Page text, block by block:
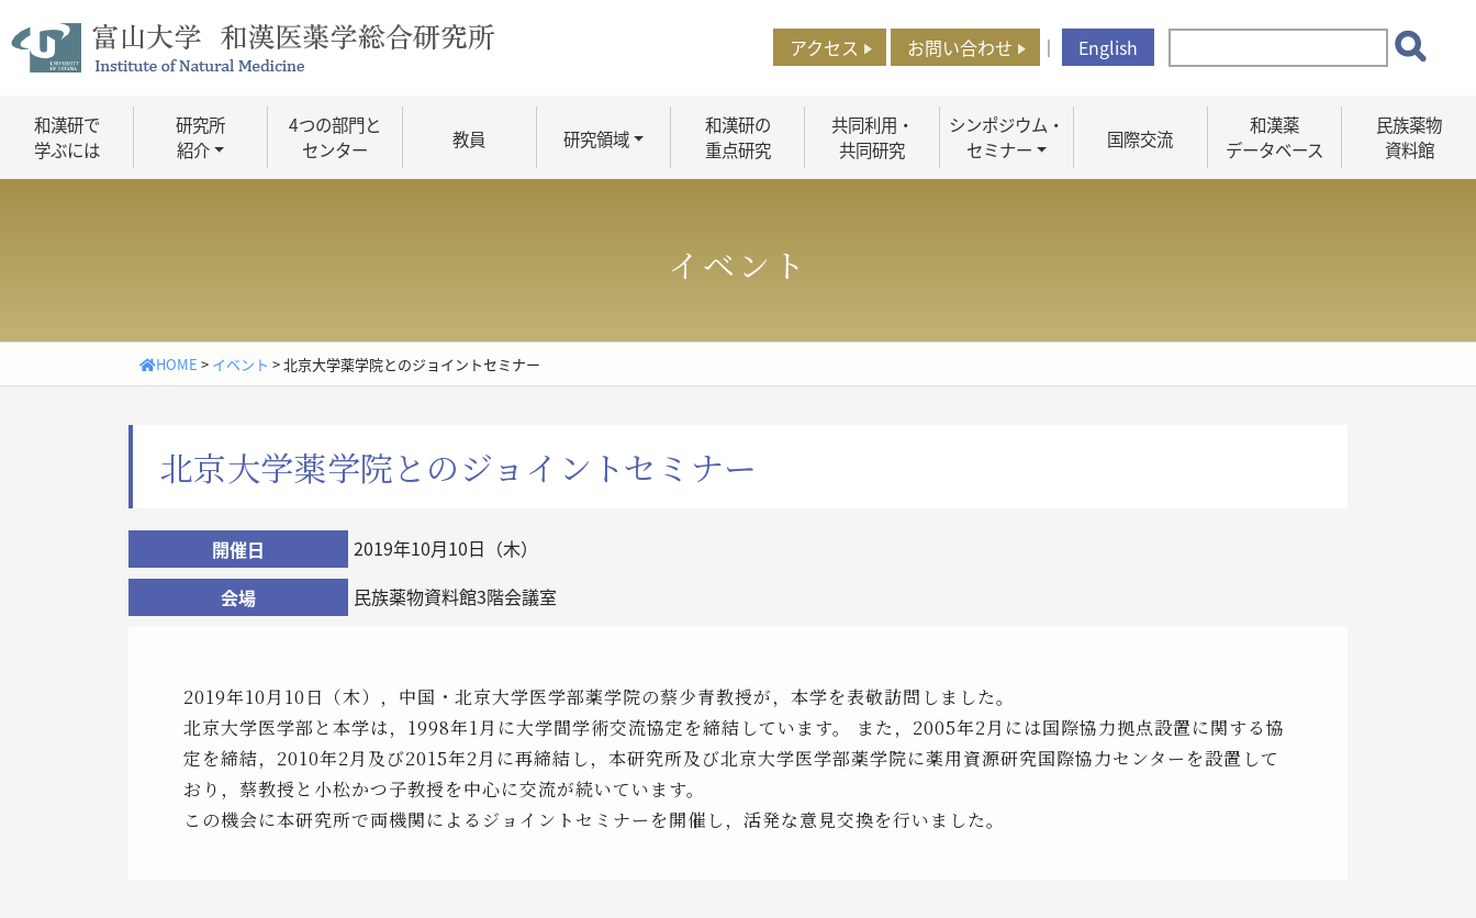
to
content
アクセス お問い合わせ ｜ English
和漢研で
学ぶには
研究所
紹介
4つの部門と
センター
教員 研究領域
和漢研の
重点研究
共同利用・
共同研究
シンポジウム・
セミナー
国際交流
和漢薬
データベース
民族薬物
資料館
イベント
HOME > イベント >北京大学薬学院とのジョイントセミナー
北京大学薬学院とのジョイントセミナー
開催日
2019年10月10日（木）
会場
民族薬物資料館3階会議室
2019年10月10日（木），中国・北京大学医学部薬学院の蔡少青教授が，本学を表敬訪問しました。
北京大学医学部と本学は，1998年1月に大学間学術交流協定を締結しています。 また，2005年2月には国際協力拠点設置に関する協
定を締結，2010年2月及び2015年2月に再締結し，本研究所及び北京大学医学部薬学院に薬用資源研究国際協力センターを設置して
おり，蔡教授と小松かつ子教授を中心に交流が続いています。
この機会に本研究所で両機関によるジョイントセミナーを開催し，活発な意見交換を行いました。